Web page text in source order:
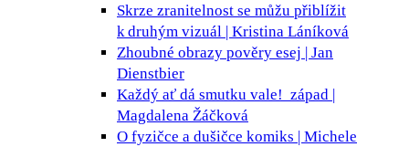
Skrze zranitelnost se můžu přiblížit
k druhým vizuál | Kristina Láníková
Zhoubné obrazy pověry esej | Jan
Dienstbier
Každý ať dá smutku vale! západ |
Magdalena Žáčková
O fyzičce a dušičce komiks | Michele